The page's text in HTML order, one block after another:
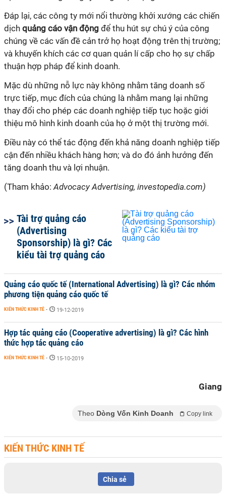
Đáp lại, các công ty mới nổi thường khởi xướng các chiến
dịch quảng cáo vận động để thu hút sự chú ý của công
chúng về các vấn đề cản trở họ hoạt động trên thị trường;
và khuyến khích các cơ quan quản lí cấp cho họ sự chấp
thuận hợp pháp để kinh doanh.
Mặc dù những nỗ lực này không nhằm tăng doanh số
trực tiếp, mục đích của chúng là nhằm mang lại những
thay đổi cho phép các doanh nghiệp tiếp tục hoặc giới
thiệu mô hình kinh doanh của họ ở một thị trường mới.
Điều này có thể tác động đến khả năng doanh nghiệp tiếp
cận đến nhiều khách hàng hơn; và do đó ảnh hưởng đến
tăng doanh thu và lợi nhuận.
(Tham khảo:Advocacy Advertising, investopedia.com)
Tài trợ quảng cáo
(Advertising
Sponsorship) là gì? Các
kiểu tài trợ quảng cáo
Quảng cáo quốc tế (International Advertising) là gì? Các nhóm
phương tiện quảng cáo quốc tế
KIẾN THỨC KINH TẾ - 19-12-2019
Hợp tác quảng cáo (Cooperative advertising) là gì? Các hình
thức hợp tác quảng cáo
KIẾN THỨC KINH TẾ - 15-10-2019
Giang
Theo Dòng Vốn Kinh Doanh Copy link
KIẾN THỨC KINH TẾ
Chia sẻ